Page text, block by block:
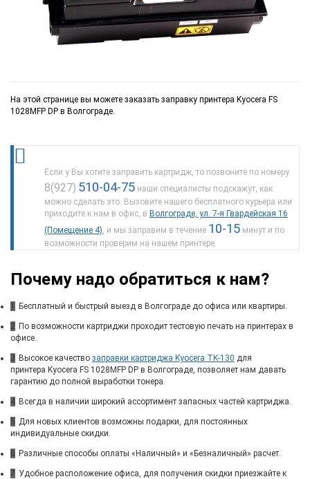
На этой странице вы можете заказать заправку принтера Kyocera FS
1028MFP DP в Волгограде.
Если у Вы хотите заправить картридж, то позвоните по номеру
8(927) 510-04-75 наши специалисты подскажут, как
можно сделать это. Вызовите нашего бесплатного курьера или
приходите к нам в офис, в Волгограде, ул. 7-я Гвардейская 16
(Помещение 4), и мы заправим в течение 10-15 минут и по
возможности проверим на нашем принтере.
Почему надо обратиться к нам?
1 Бесплатный и быстрый выезд в Волгограде до офиса или квартиры.
2 По возможности картриджи проходит тестовую печать на принтерах в
офисе.
3 Высокое качество заправки картриджа Kyocera TK-130 для
принтера Kyocera FS 1028MFP DP в Волгограде, позволяет нам давать
гарантию до полной выработки тонера.
4 Всегда в наличии широкий ассортимент запасных частей картриджа.
5 Для новых клиентов возможны подарки, для постоянных
индивидуальные скидки.
6 Различные способы оплаты «Наличный» и «Безналичный» расчет.
7 Удобное расположение офиса, для получения скидки приезжайте к